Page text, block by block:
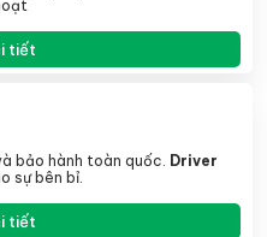
tiết
bảo hành toàn quốc. Driver
sự bên bỉ.
tiết